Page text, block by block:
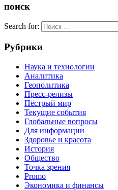
поиск
Search for:
Рубрики
Наука и технологии
Аналитика
Геополитика
Пресс-релизы
Пёстрый мир
Текущие события
Глобальные вопросы
Для информации
Здоровье и красота
История
Общество
Точка зрения
Promo
Экономика и финансы